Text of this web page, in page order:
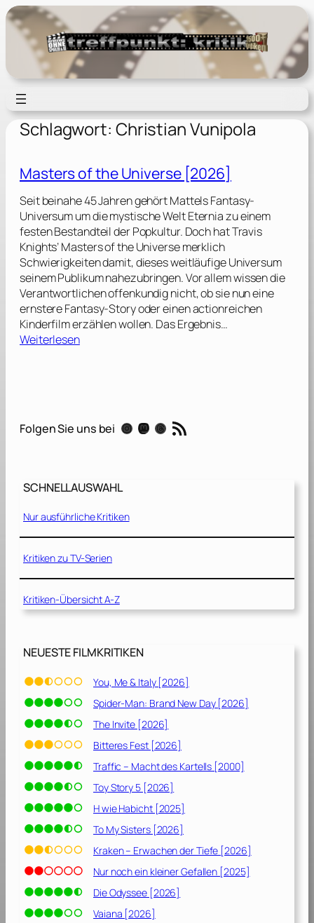
Zum
Inhalt
springen
Schlagwort: Christian Vunipola
Masters of the Universe [2026]
Seit beinahe 45 Jahren gehört Mattels Fantasy-
Universum um die mystische Welt Eternia zu einem
festen Bestandteil der Popkultur. Doch hat Travis
Knights’ Masters of the Universe merklich
Schwierigkeiten damit, dieses weitläufige Universum
seinem Publikum nahezubringen. Vor allem wissen die
Verantwortlichen offenkundig nicht, ob sie nun eine
ernstere Fantasy-Story oder einen actionreichen
Kinderfilm erzählen wollen. Das Ergebnis…
Weiterlesen:
r
t
e
U
n
e
r
e
2
2
6
]
Folgen Sie uns bei Instagram Mastodon Threads RSS-Feed
SCHNELLAUSWAHL
Nur ausführliche Kritiken
Kritiken zu TV-Serien
Kritiken-Übersicht A-Z
NEUESTE FILMKRITIKEN
You, Me & Italy [2026]
Spider-Man: Brand New Day [2026]
The Invite [2026]
Bitteres Fest [2026]
Traffic – Macht des Kartells [2000]
Toy Story 5 [2026]
H wie Habicht [2025]
To My Sisters [2026]
Kraken – Erwachen der Tiefe [2026]
Nur noch ein kleiner Gefallen [2025]
Die Odyssee [2026]
Vaiana [2026]